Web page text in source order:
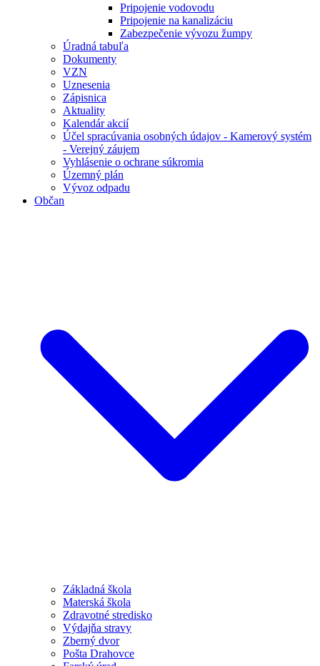
Pripojenie vodovodu
Pripojenie na kanalizáciu
Zabezpečenie vývozu žumpy
Úradná tabuľa
Dokumenty
VZN
Uznesenia
Zápisnica
Aktuality
Kalendár akcií
Účel spracúvania osobných údajov - Kamerový systém
- Verejný záujem
Vyhlásenie o ochrane súkromia
Územný plán
Vývoz odpadu
Občan
Základná škola
Materská škola
Zdravotné stredisko
Výdajňa stravy
Zberný dvor
Pošta Drahovce